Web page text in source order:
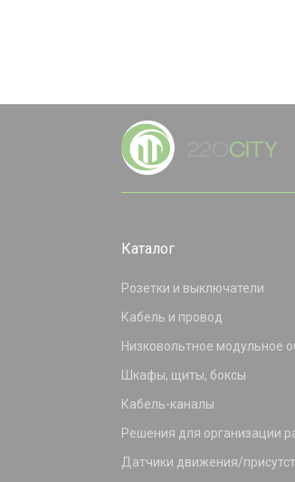
Каталог
Розетки и выключатели
Кабель и провод
Низковольтное модульное
Шкафы, щиты, боксы
Кабель-каналы
Решения для организации
Датчики движения/